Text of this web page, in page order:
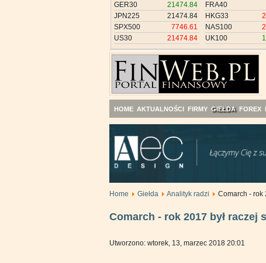
GER30
21474.84
JPN225
21474.84
SPX500
7746.61
US30
21474.84
FRA40
HKG33
NAS100
UK100
HOME AKTUALNOŚCI FIRMY GIEŁDA FOREX
Home Giełda Analityk radzi Comarch - rok
Comarch - rok 2017 był raczej
Utworzono: wtorek, 13, marzec 2018 20:01